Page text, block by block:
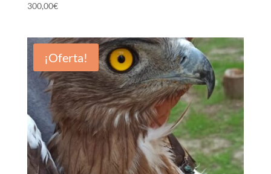
300,00€
¡Oferta!